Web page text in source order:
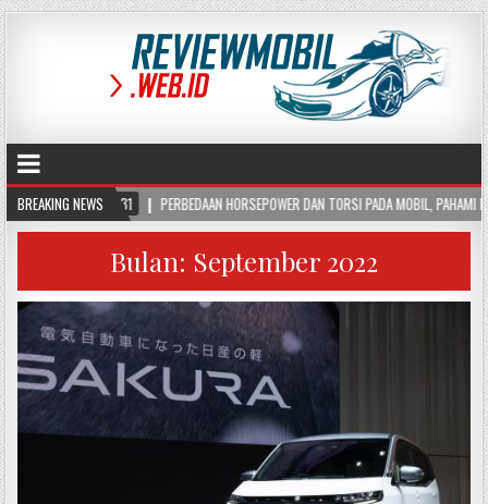
BREAKING NEWS
PERBEDAAN HORSEPOWER DAN TORSI PADA MOBIL, PAHAMI FUNGSI DAN CARA KERJANYA
Bulan: September 2022